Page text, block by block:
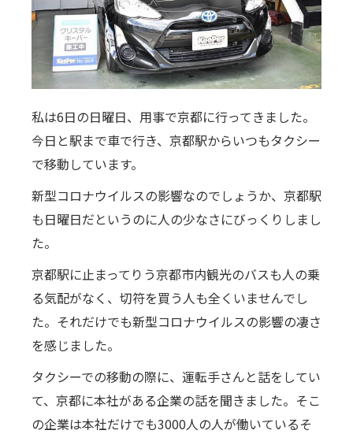
私は6日の日曜日、用事で京都に行ってきました。
今日と駅まで車で行き、京都駅からいつもタクシー
で移動しています。
新型コロナウイルスの影響なのでしょうか、京都駅
も日曜日だというのに人の少なさにびっくりしまし
た。
京都駅に止まってりう京都市内観光のバスも人の乗
る気配がなく、切符を買う人も全くいませんでし
た。それだけでも新型コロナウイルスの影響の凄さ
を感じました。
タクシーでの移動の際に、運転手さんと話をしてい
て、京都に本社がある企業の話を聞きました。そこ
の企業は本社だけでも3000人の人が働いているそ